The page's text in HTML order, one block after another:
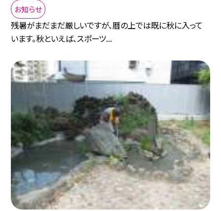
お知らせ
残暑がまだまだ厳しいですが、暦の上では既に秋に入って
います。秋といえば、スポーツ...